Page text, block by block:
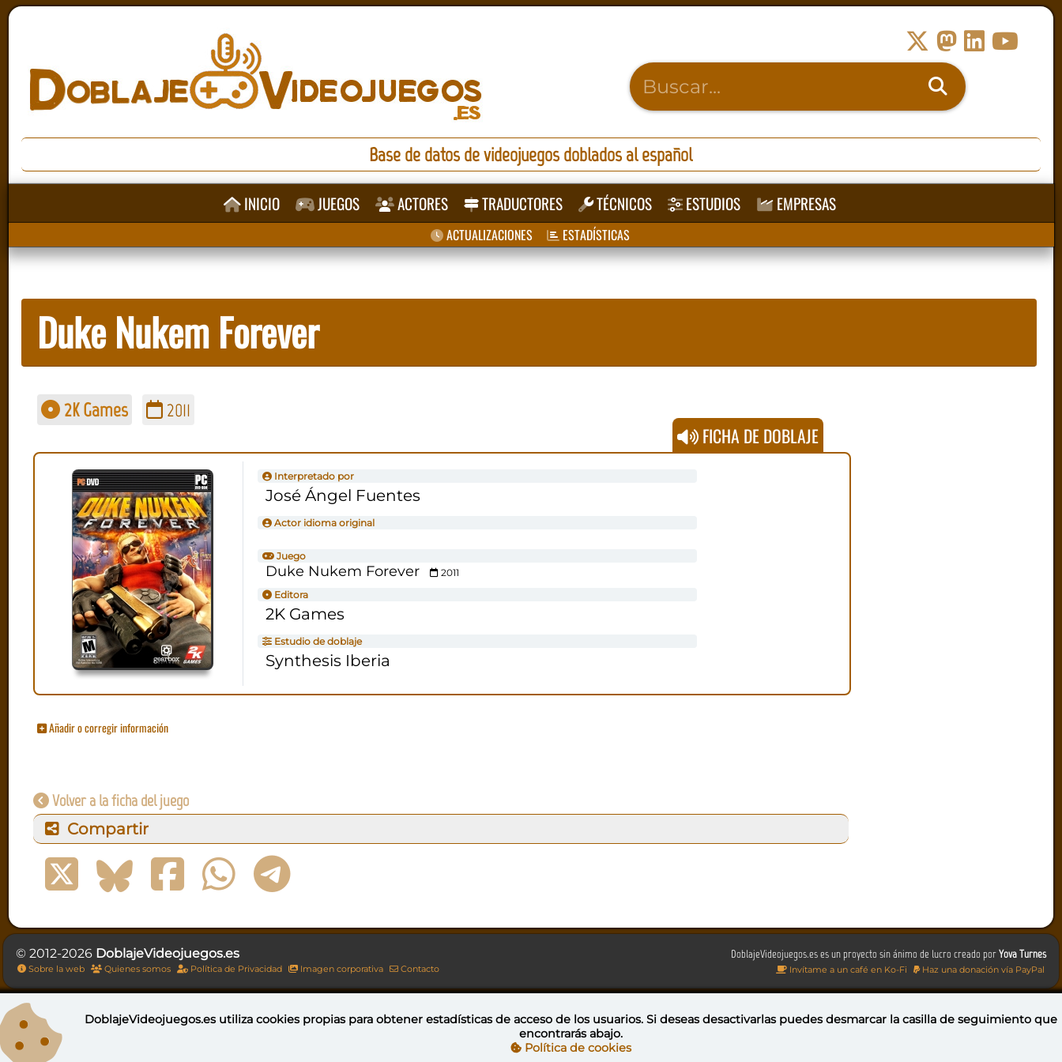
Base de datos de videojuegos doblados al español
INICIO JUEGOS ACTORES TRADUCTORES TÉCNICOS ESTUDIOS EMPRESAS
ACTUALIZACIONES ESTADÍSTICAS
Duke Nukem Forever
2K Games 2011
FICHA DE DOBLAJE
Interpretado por
José Ángel Fuentes
Actor idioma original
Juego
Duke Nukem Forever
2011
Editora
2K Games
Estudio de doblaje
Synthesis Iberia
Añadir o corregir información
Volver a la ficha del juego
Compartir
DoblajeVideojuegos.es es un proyecto sin ánimo de lucro creado porYova Turnes
Invítame a un café en Ko-Fi Haz una donación vía PayPal
© 2012-2026 DoblajeVideojuegos.es
Sobre la web Quienes somos Política de Privacidad Imagen corporativa Contacto
Esta obra está bajo una licencia de Creative Commons Reconocimiento-NoComercial-CompartirIgual 4.0 Internacional
DoblajeVideojuegos.es utilizacookies propiaspara obtener estadísticas de acceso de los usuarios. Si deseas desactivarlas puedesdesmarcar la casilla de seguimiento que
encontrarás abajo.
Política de cookies